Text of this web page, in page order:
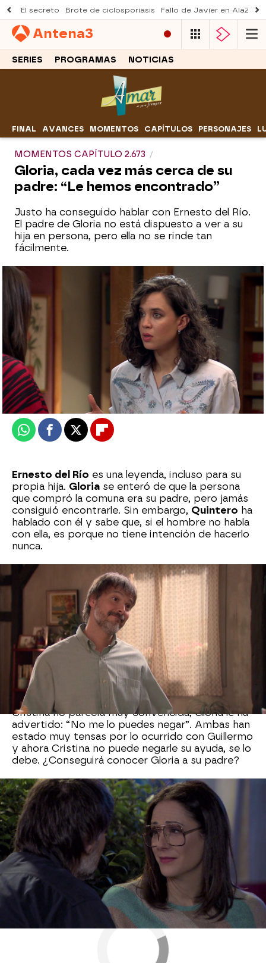
El secreto Brote de ciclosporiasis Fallo de Javier en AlaZ
Antena3
SERIES PROGRAMAS NOTICIAS
FINAL AVANCES MOMENTOS CAPÍTULOS PERSONAJES
MOMENTOS CAPÍTULO 2.673
Gloria, cada vez más cerca de su
padre: “Le hemos encontrado”
Justo ha conseguido hablar con Ernesto del Río.
El padre de Gloria no está dispuesto a ver a su
hija en persona, pero ella no se rinde tan
fácilmente.
Guillermo y Cristina se van juntos: su
emotiva despedida con Quintero
Sara Sanz Navarro
Publicado: 24 de julio de 2023, 16:48
WhatsappFacebook
X Flipboard
Ernesto del Río es una leyenda, incluso para su
propia hija. Gloria se enteró de que la persona
que compró la comuna era su padre, pero jamás
consiguió encontrarle. Sin embargo, Quintero ha
hablado con él y sabe que, si el hombre no habla
con ella, es porque no tiene intención de hacerlo
nunca.
“No quiere verte”, le ha dichoCristina
, que no
podía seguir ocultándole la verdad a la joven.
Ernesto se siente culpable por haber
abandonado a su hija y no cree que nunca se
atreva a acercarse a ella. Aun así, Gloria no está
dispuesta a tirar la toalla y tiene un plan.
La joven le ha pedido a Cristina que hable con él
para convencerle de venir al despacho. Sin
embargo, Ernesto no sabrá que todo es una
trampa para conocer a su hija. A pesar de que
Cristina no parecía muy convencida, Gloria le ha
advertido: “No me lo puedes negar”. Ambas han
estado muy tensas por lo ocurrido con Guillermo
y ahora Cristina no puede negarle su ayuda, se lo
debe. ¿Conseguirá conocer Gloria a su padre?
Amar es para siempre
Antena 3 » Series » Amar es para siempre » Momentos